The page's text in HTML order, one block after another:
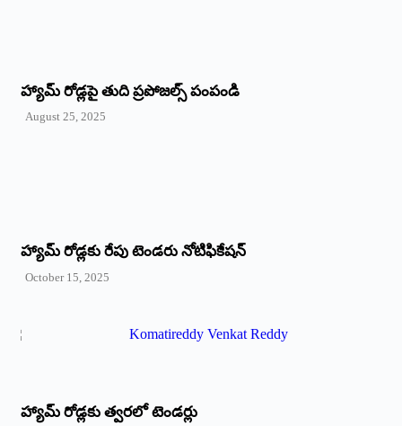
హ్యామ్‌ రోడ్లపై తుది ప్రపోజల్స్‌ పంపండి
August 25, 2025
హ్యామ్‌ రోడ్లకు రేపు టెండరు నోటిఫికేషన్‌
October 15, 2025
హ్యామ్‌ రోడ్లకు త్వరలో టెండర్లు